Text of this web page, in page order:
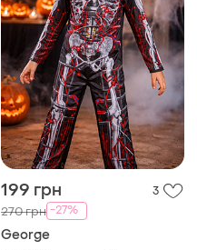
199 грн 3
270 грн -27%
George